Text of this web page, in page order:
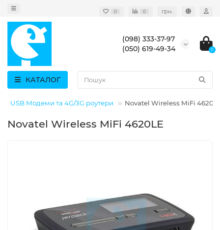
0 0 грн.
(098) 333-37-97
(050) 619-49-34
0
КАТАЛОГ
USB Модеми та 4G/3G роутери Novatel Wireless MiFi
Novatel Wireless MiFi 4620LE